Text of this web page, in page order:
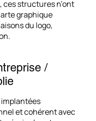
ces structures n’ont
graphique
du logo,
/
et cohérent avec